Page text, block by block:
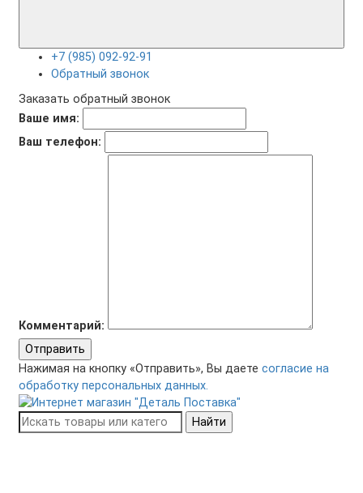
+7 (985) 092-92-91
Обратный звонок
Заказать обратный звонок
Ваше имя:
Ваш телефон:
Комментарий:
Отправить
Нажимая на кнопку «Отправить», Вы даете согласие на
обработку персональных данных.
Найти